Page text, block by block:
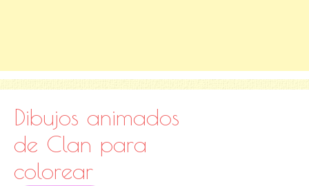
Dibujos animados
de Clan para
colorear